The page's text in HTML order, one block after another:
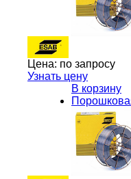
Цена: по запросу
Узнать цену
В корзину